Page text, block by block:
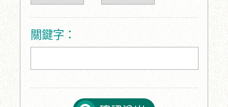
關鍵字：